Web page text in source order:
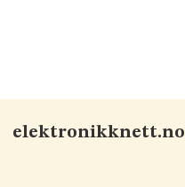
elektronikknett.no